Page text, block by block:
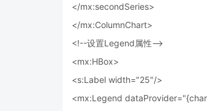
</mx:secondSeries>
</mx:ColumnChart>
<!--设置Legend属性-->
<mx:HBox>
<s:Label width="25"/>
<mx:Legend